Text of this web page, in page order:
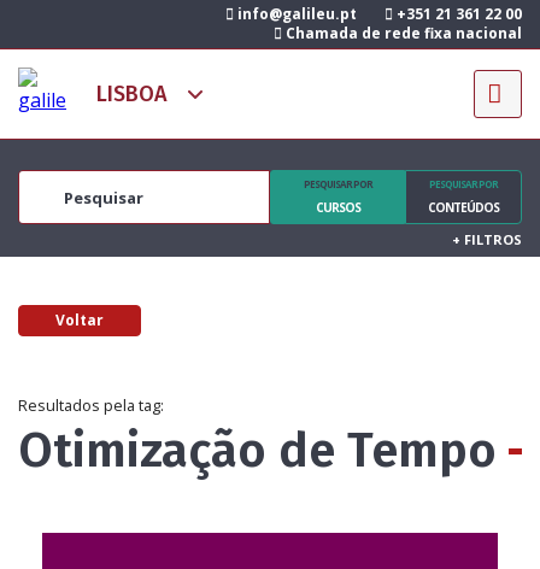
info@galileu.pt
+351 21 361 22 00
Chamada de rede fixa nacional
PESQUISAR POR
CURSOS
PESQUISAR POR
CONTEÚDOS
+ FILTROS
Voltar
Resultados pela tag:
Otimização de Tempo